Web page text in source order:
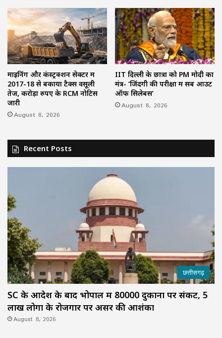
माइनिंग और कंस्ट्रक्शन सेक्टर में
2017-18 से बकाया टैक्स वसूली
तेज, करोड़ों रुपए के RCM नोटिस
जारी
August 8, 2026
IIT दिल्ली के छात्रों को PM मोदी का
मंत्र- ‘जिंदगी की परीक्षा में सब आउट
ऑफ सिलेबस’
August 8, 2026
Recent Posts
छत्तीसगढ़
SC के आदेश के बाद भोपाल में 80000 दुकानों पर संकट, 5
लाख लोगों के रोजगार पर असर की आशंका
August 8, 2026